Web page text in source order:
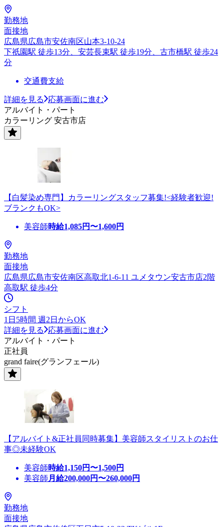
勤務地
面接地
広島県広島市安佐南区山本3-10-24
下祇園駅 徒歩13分、安芸長束駅 徒歩19分、古市橋駅 徒歩24
分
交通費支給
詳細を見る
応募画面に進む
アルバイト・パート
カラーリング 安古市店
【白髪染め専門】カラーリングスタッフ募集!<経験者歓迎!
ブランクもOK>
美容師時給1,085円〜1,600円
勤務地
面接地
広島県広島市安佐南区高取北1-6-11 ユメタウン安古市店2階
高取駅 徒歩4分
シフト
1日5時間 週2日からOK
詳細を見る
応募画面に進む
アルバイト・パート
正社員
grand faire(グランフェール)
【アルバイト&正社員同時募集】美容師スタイリストのお仕
事◎未経験OK
美容師時給1,150円〜1,500円
美容師 月給200,000円〜260,000円
勤務地
面接地